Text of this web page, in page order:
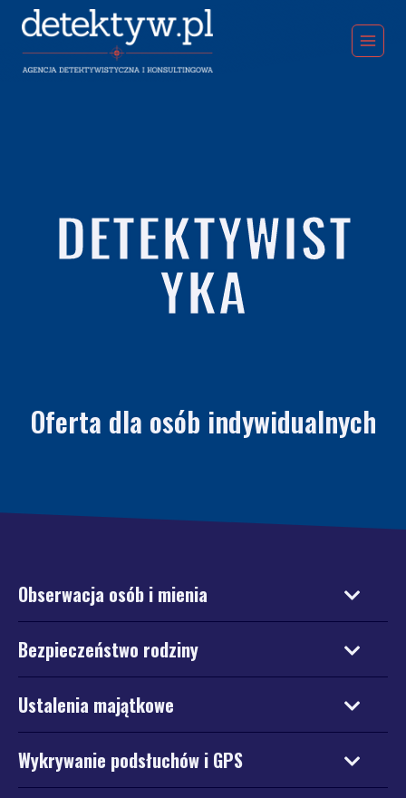
DETEKTYWIST
YKA
Oferta dla osób indywidualnych
Obserwacja osób i mienia
Bezpieczeństwo rodziny
Ustalenia majątkowe
Wykrywanie podsłuchów i GPS